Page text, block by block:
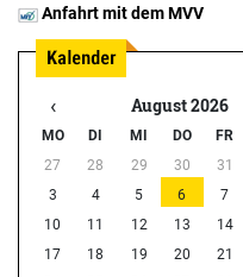
Anfahrt mit dem MVV
‹ August 2026
MO DI MI DO FR
27
28 29 30 31
3
4 5 6 7
10
11 12 13 14
17
18 19 20 21